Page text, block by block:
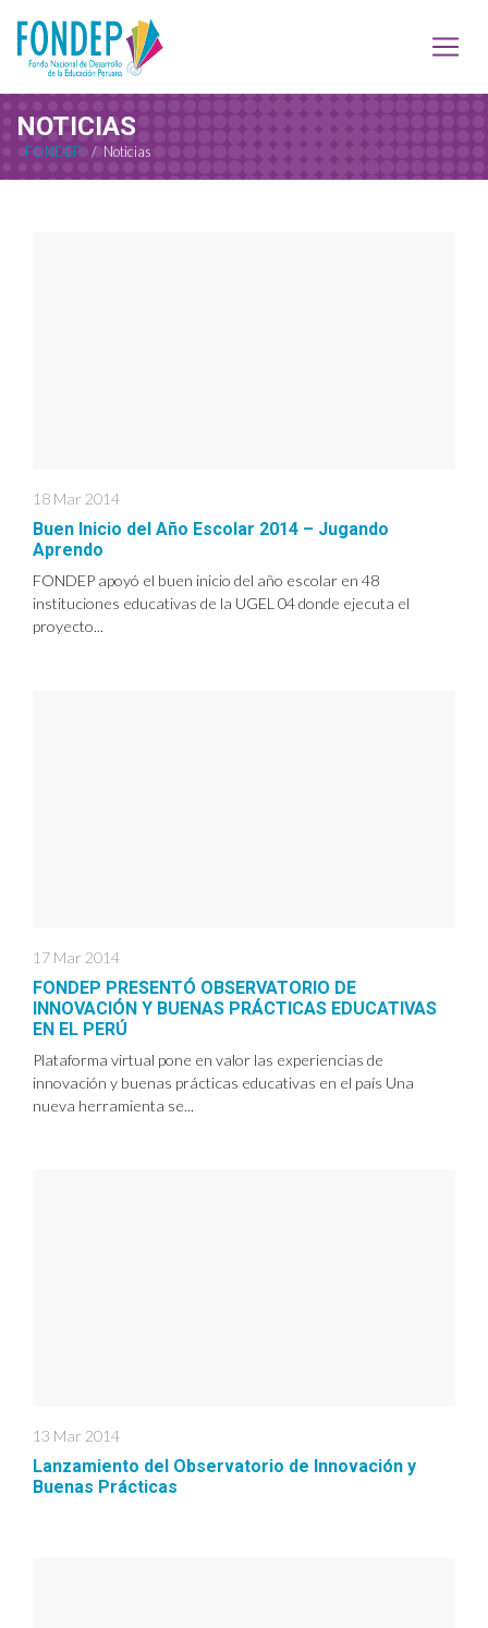
NOTICIAS
FONDEP / Noticias
18 Mar 2014
Buen Inicio del Año Escolar 2014 – Jugando
Aprendo
FONDEP apoyó el buen inicio del año escolar en 48
instituciones educativas de la UGEL 04 donde ejecuta el
proyecto...
17 Mar 2014
FONDEP PRESENTÓ OBSERVATORIO DE
INNOVACIÓN Y BUENAS PRÁCTICAS EDUCATIVAS
EN EL PERÚ
Plataforma virtual pone en valor las experiencias de
innovación y buenas prácticas educativas en el país Una
nueva herramienta se...
13 Mar 2014
Lanzamiento del Observatorio de Innovación y
Buenas Prácticas